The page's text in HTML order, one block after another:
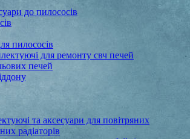
до пилососів
пилососів
для ремонту свч печей
печей
та аксесуари для повітряних
радіаторів